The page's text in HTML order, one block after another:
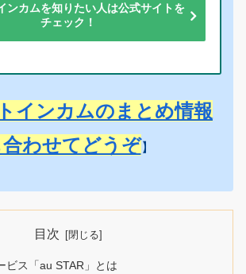
ンカムを知りたい人は公式サイトを
チェック！
インカムのまとめ情報
合わせてどうぞ 】
目次
ビス「au STAR」とは